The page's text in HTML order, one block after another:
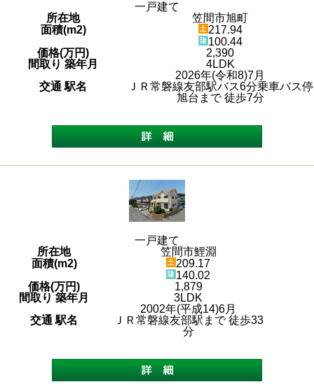
一戸建て
所在地
笠間市旭町
面積(m2)
217.94
100.44
価格(万円)
2,390
間取り 築年月
4LDK
2026年(令和8)7月
交通 駅名
ＪＲ常磐線友部駅バス6分乗車バス停
旭台まで 徒歩7分
一戸建て
所在地
笠間市鯉淵
面積(m2)
209.17
140.02
価格(万円)
1,879
間取り 築年月
3LDK
2002年(平成14)6月
交通 駅名
ＪＲ常磐線友部駅まで 徒歩33
分